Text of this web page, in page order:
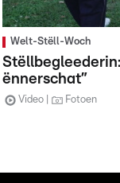
Welt-Stëll-Woch
ënnerschat”
Video Fotoen